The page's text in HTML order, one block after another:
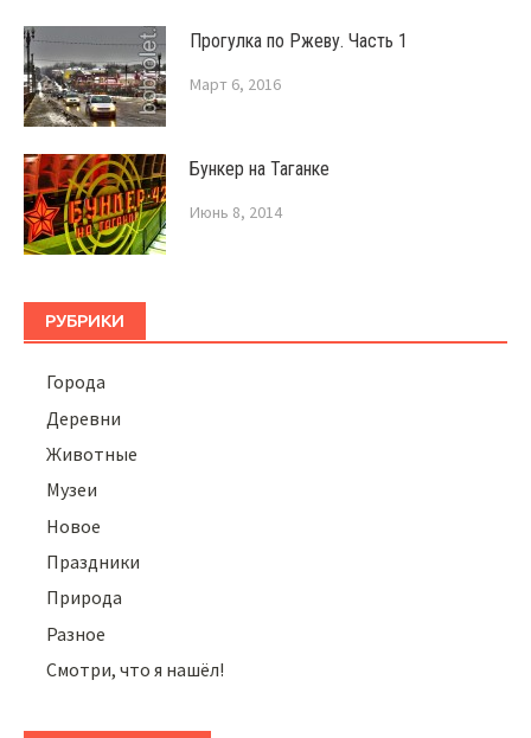
Прогулка по Ржеву. Часть 1
Март 6, 2016
Бункер на Таганке
Июнь 8, 2014
РУБРИКИ
Города
Деревни
Животные
Музеи
Новое
Праздники
Природа
Разное
Смотри, что я нашёл!